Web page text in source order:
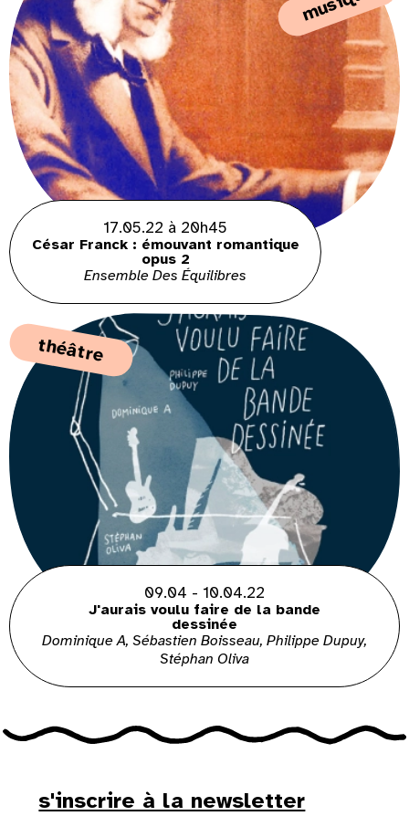
17.05.22 à 20h45
César Franck : émouvant romantique
opus 2
Ensemble Des Équilibres
théâtre
09.04 - 10.04.22
J'aurais voulu faire de la bande
dessinée
Dominique A, Sébastien Boisseau, Philippe Dupuy,
Stéphan Oliva
s'inscrire à la newsletter